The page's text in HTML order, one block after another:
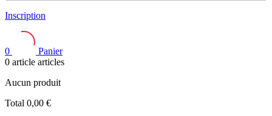
Inscription
0
Panier
0 article articles
Aucun produit
Total 0,00 €